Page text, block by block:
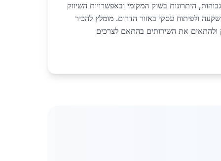
היתרונות בשוק המקומי ובאפשרויות השיווק
ולפיתוח עסקי באזור הדרום. מומלץ להכיר
ולהתאים את השירותים בהתאם לצרכים